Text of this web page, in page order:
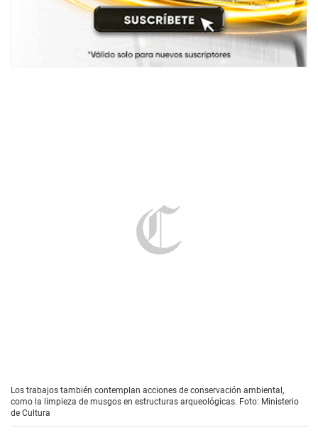
Los trabajos también contemplan acciones de conservación ambiental,
como la limpieza de musgos en estructuras arqueológicas. Foto: Ministerio
de Cultura